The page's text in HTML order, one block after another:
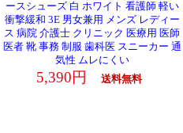
ースシューズ 白 ホワイト 看護師 軽い
衝撃緩和 3E 男女兼用 メンズ レディー
ス 病院 介護士 クリニック 医療用 医師
医者 靴 事務 制服 歯科医 スニーカー 通
気性 ムレにくい
5,390円 送料無料